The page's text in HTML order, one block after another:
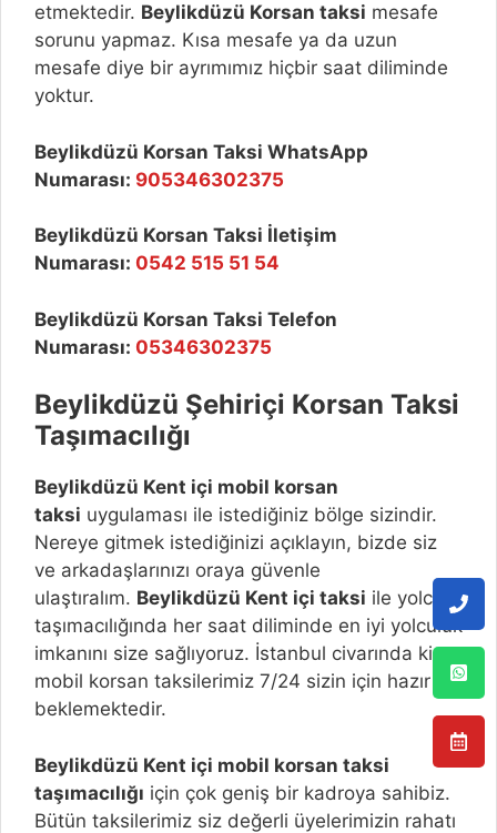
etmektedir. Beylikdüzü Korsan taksi mesafe
sorunu yapmaz. Kısa mesafe ya da uzun
mesafe diye bir ayrımımız hiçbir saat diliminde
yoktur.
Beylikdüzü Korsan Taksi WhatsApp
Numarası: 905346302375
Beylikdüzü Korsan Taksi İletişim
Numarası: 0542 515 51 54
Beylikdüzü Korsan Taksi Telefon
Numarası: 05346302375
Beylikdüzü Şehiriçi Korsan Taksi
Taşımacılığı
Beylikdüzü Kent içi mobil korsan
taksi uygulaması ile istediğiniz bölge sizindir.
Nereye gitmek istediğinizi açıklayın, bizde siz
ve arkadaşlarınızı oraya güvenle
ulaştıralım. Beylikdüzü Kent içi taksi ile yolcu
taşımacılığında her saat diliminde en iyi yolculuk
imkanını size sağlıyoruz. İstanbul civarında ki
mobil korsan taksilerimiz 7/24 sizin için hazır
beklemektedir.
Beylikdüzü Kent içi mobil korsan taksi
taşımacılığı için çok geniş bir kadroya sahibiz.
Bütün taksilerimiz siz değerli üyelerimizin rahatı